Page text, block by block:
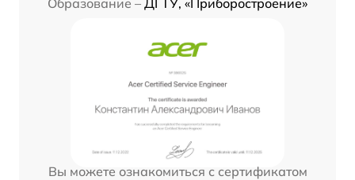
Вы можете ознакомиться с сертификатом